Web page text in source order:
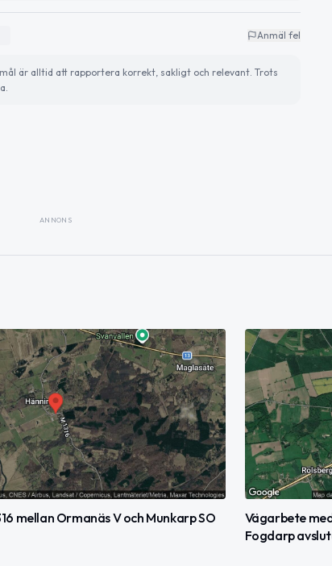
Anmäl fel
är alltid att rapportera korrekt, sakligt och relevant. Trots
ANNONS
mellan Ormanäs V och Munkarp SO
Vägarbete
Fogdarp